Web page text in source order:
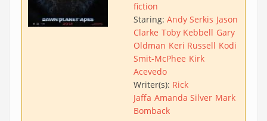
fiction
Staring: Andy Serkis Jason
Clarke Toby Kebbell Gary
Oldman Keri Russell Kodi
Smit-McPhee Kirk
Acevedo
Writer(s): Rick
Jaffa Amanda Silver Mark
Bomback